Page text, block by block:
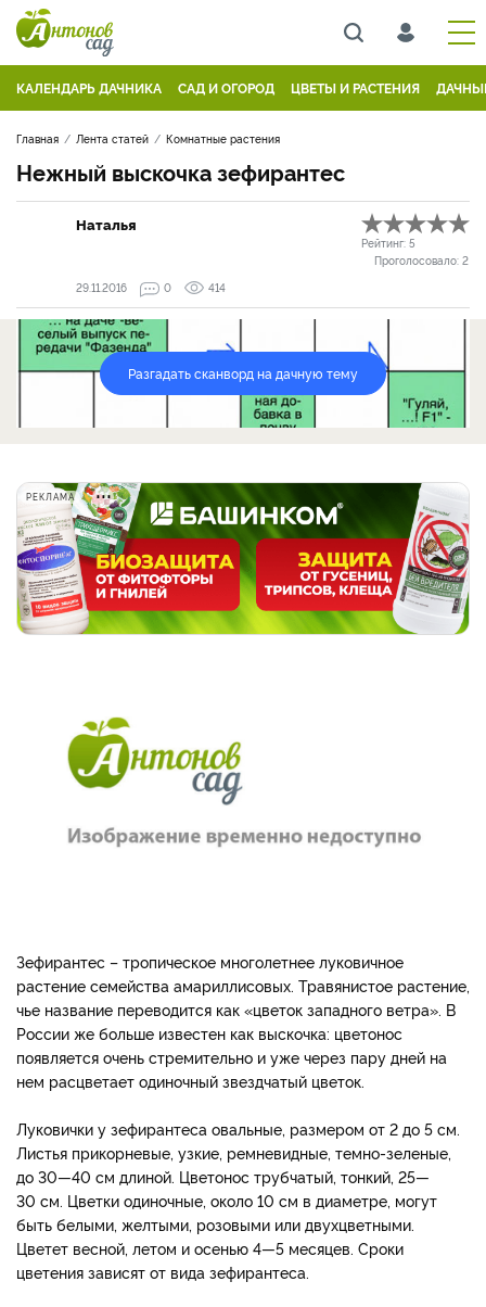
КАЛЕНДАРЬ ДАЧНИКА САД И ОГОРОД ЦВЕТЫ И РАСТЕНИЯ
Главная Лента статей Комнатные растения
Нежный выскочка зефирантес
Наталья
Рейтинг: 5
Проголосовало: 2
29.11.2016
0 414
Разгадать сканворд на дачную тему
РЕКЛАМА
Зефирантес – тропическое многолетнее луковичное
растение семейства амариллисовых. Травянистое растение,
чье название переводится как «цветок западного ветра». В
России же больше известен как выскочка: цветонос
появляется очень стремительно и уже через пару дней на
нем расцветает одиночный звездчатый цветок.
Луковички у зефирантеса овальные, размером от 2 до 5 см.
Листья прикорневые, узкие, ремневидные, темно-зеленые,
до 30—40 см длиной. Цветонос трубчатый, тонкий, 25—
30 см. Цветки одиночные, около 10 см в диаметре, могут
быть белыми, желтыми, розовыми или двухцветными.
Цветет весной, летом и осенью 4—5 месяцев. Сроки
цветения зависят от вида зефирантеса.